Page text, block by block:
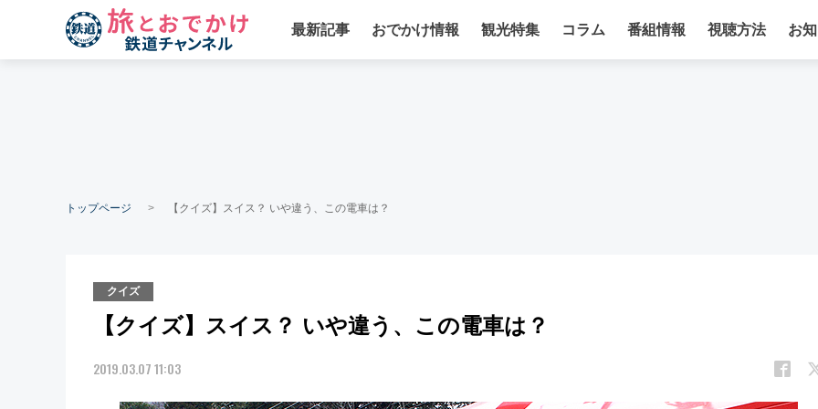
最新記事 おでかけ情報 観光特集 コラム 番組情報 視聴方法 お
トップページ 【クイズ】スイス？ いや違う、この電車は？
クイズ
【クイズ】スイス？ いや違う、この電車は？
2019.03.07 11:03